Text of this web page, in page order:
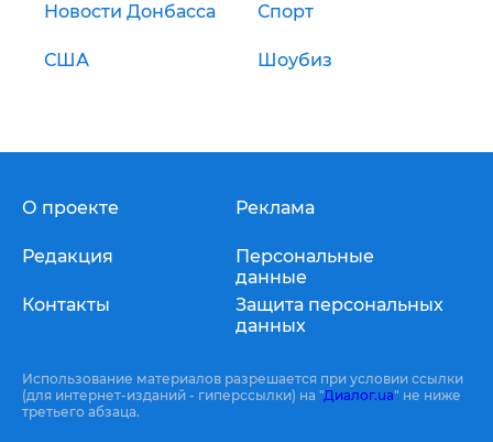
Новости Донбасса Спорт
США Шоубиз
О проекте
Редакция
Контакты
Реклама
Персональные
данные
Защита персональных
данных
Использование материалов разрешается при условии ссылки
(для интернет-изданий - гиперссылки) на "Диалог.ua" не ниже
третьего абзаца.